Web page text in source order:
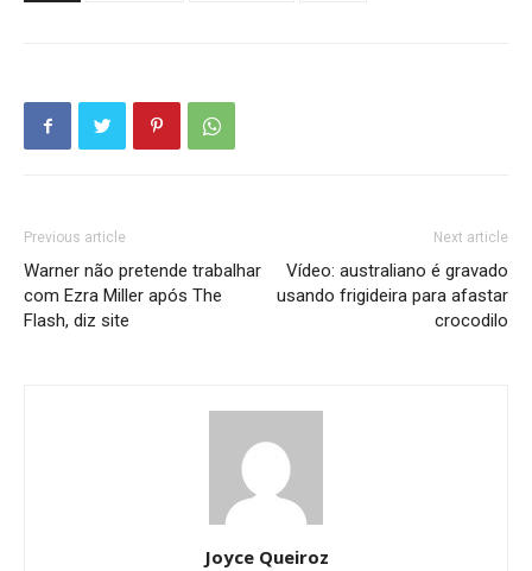
Previous article
Warner não pretende trabalhar
com Ezra Miller após The
Flash, diz site
Next article
Vídeo: australiano é gravado
usando frigideira para afastar
crocodilo
Joyce Queiroz